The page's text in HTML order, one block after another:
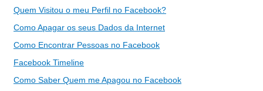
Quem Visitou o meu Perfil no Facebook?
Como Apagar os seus Dados da Internet
Como Encontrar Pessoas no Facebook
Facebook Timeline
Como Saber Quem me Apagou no Facebook